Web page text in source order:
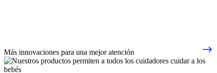
Más innovaciones para una mejor atención